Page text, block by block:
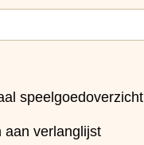
speelgoedoverzicht
aan verlanglijst